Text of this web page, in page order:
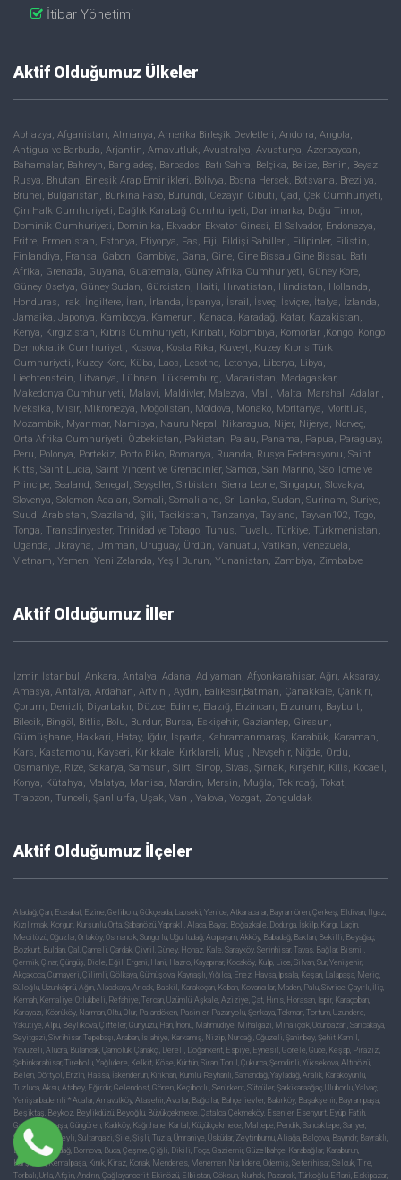
İtibar Yönetimi
Aktif Olduğumuz Ülkeler
Abhazya, Afganistan, Almanya, Amerika Birleşik Devletleri, Andorra, Angola,
Antigua ve Barbuda, Arjantin, Arnavutluk, Avustralya, Avusturya, Azerbaycan,
Bahamalar, Bahreyn, Bangladeş, Barbados, Batı Sahra, Belçika, Belize, Benin, Beyaz
Rusya, Bhutan, Birleşik Arap Emirlikleri, Bolivya, Bosna Hersek, Botsvana, Brezilya,
Brunei, Bulgaristan, Burkina Faso, Burundi, Cezayir, Cibuti, Çad, Çek Cumhuriyeti,
Çin Halk Cumhuriyeti, Dağlık Karabağ Cumhuriyeti, Danimarka, Doğu Timor,
Dominik Cumhuriyeti, Dominika, Ekvador, Ekvator Ginesi, El Salvador, Endonezya,
Eritre, Ermenistan, Estonya, Etiyopya, Fas, Fiji, Fildişi Sahilleri, Filipinler, Filistin,
Finlandiya, Fransa, Gabon, Gambiya, Gana, Gine, Gine Bissau Gine Bissau Batı
Afrika, Grenada, Guyana, Guatemala, Güney Afrika Cumhuriyeti, Güney Kore,
Güney Osetya, Güney Sudan, Gürcistan, Haiti, Hırvatistan, Hindistan, Hollanda,
Honduras, Irak, İngiltere, İran, İrlanda, İspanya, İsrail, İsveç, İsviçre, İtalya, İzlanda,
Jamaika, Japonya, Kamboçya, Kamerun, Kanada, Karadağ, Katar, Kazakistan,
Kenya, Kırgızistan, Kıbrıs Cumhuriyeti, Kiribati, Kolombiya, Komorlar ,Kongo, Kongo
Demokratik Cumhuriyeti, Kosova, Kosta Rika, Kuveyt, Kuzey Kıbrıs Türk
Cumhuriyeti, Kuzey Kore, Küba, Laos, Lesotho, Letonya, Liberya, Libya,
Liechtenstein, Litvanya, Lübnan, Lüksemburg, Macaristan, Madagaskar,
Makedonya Cumhuriyeti, Malavi, Maldivler, Malezya, Mali, Malta, Marshall Adaları,
Meksika, Mısır, Mikronezya, Moğolistan, Moldova, Monako, Moritanya, Moritius,
Mozambik, Myanmar, Namibya, Nauru Nepal, Nikaragua, Nijer, Nijerya, Norveç,
Orta Afrika Cumhuriyeti, Özbekistan, Pakistan, Palau, Panama, Papua, Paraguay,
Peru, Polonya, Portekiz, Porto Riko, Romanya, Ruanda, Rusya Federasyonu, Saint
Kitts, Saint Lucia, Saint Vincent ve Grenadinler, Samoa, San Marino, Sao Tome ve
Principe, Sealand, Senegal, Seyşeller, Sırbistan, Sierra Leone, Singapur, Slovakya,
Slovenya, Solomon Adaları, Somali, Somaliland, Sri Lanka, Sudan, Surinam, Suriye,
Suudi Arabistan, Svaziland, Şili, Tacikistan, Tanzanya, Tayland, Tayvan192, Togo,
Tonga, Transdinyester, Trinidad ve Tobago, Tunus, Tuvalu, Türkiye, Türkmenistan,
Uganda, Ukrayna, Umman, Uruguay, Ürdün, Vanuatu, Vatikan, Venezuela,
Vietnam, Yemen, Yeni Zelanda, Yeşil Burun, Yunanistan, Zambiya, Zimbabve
Aktif Olduğumuz İller
İzmir, İstanbul, Ankara, Antalya, Adana, Adıyaman, Afyonkarahisar, Ağrı, Aksaray,
Amasya, Antalya, Ardahan, Artvin , Aydın, Balıkesir,Batman, Çanakkale, Çankırı,
Çorum, Denizli, Diyarbakır, Düzce, Edirne, Elazığ, Erzincan, Erzurum, Bayburt,
Bilecik, Bingöl, Bitlis, Bolu, Burdur, Bursa, Eskişehir, Gaziantep, Giresun,
Gümüşhane, Hakkari, Hatay, Iğdır, Isparta, Kahramanmaraş, Karabük, Karaman,
Kars, Kastamonu, Kayseri, Kırıkkale, Kırklareli, Muş , Nevşehir, Niğde, Ordu,
Osmaniye, Rize, Sakarya, Samsun, Siirt, Sinop, Sivas, Şırnak, Kırşehir, Kilis, Kocaeli,
Konya, Kütahya, Malatya, Manisa, Mardin, Mersin, Muğla, Tekirdağ, Tokat,
Trabzon, Tunceli, Şanlıurfa, Uşak, Van , Yalova, Yozgat, Zonguldak
Aktif Olduğumuz İlçeler
Aladağ, Çan, Eceabat, Ezine, Gelibolu, Gökçeada, Lapseki, Yenice, Atkaracalar, Bayramören, Çerkeş, Eldivan, Ilgaz,
Kızılırmak, Korgun, Kurşunlu, Orta, Şabanözü, Yapraklı, Alaca, Bayat, Boğazkale, Dodurga, İskilp, Kargı, Laçin,
Mecitözü, Oğuzlar, Ortaköy, Osmancık, Sungurlu, Uğurludağ, Acıpayam, Akköy, Babadağ, Baklan, Bekilli, Beyağaç,
Bozkurt, Buldan, Çal, Çameli, Çardak, Çivril, Güney, Honaz, Kale, Sarayköy, Serinhisar, Tavas, Bağlar, Bismil,
Çermik, Çınar, Çüngüş, Dicle, Eğil, Ergani, Hani, Hazro, Kayapınar, Kocaköy, Kulp, Lice, Silvan, Sur, Yenişehir,
Akçakoca, Cumayeri, Çilimli, Gölkaya, Gümüşova, Kaynaşlı, Yığılca, Enez, Havsa, İpsala, Keşan, Lalapaşa, Meriç,
Süloğlu, Uzunköprü, Ağın, Alacakaya, Arıcak, Baskil, Karakoçan, Keban, Kovancılar, Maden, Palu, Sivrice, Çayırlı, İliç,
Kemah, Kemaliye, Otlukbeli, Refahiye, Tercan, Üzümlü, Aşkale, Aziziye, Çat, Hınıs, Horasan, İspir, Karaçoban,
Karayazı, Köprüköy, Narman, Oltu, Olur, Palandöken, Pasinler, Pazaryolu, Şenkaya, Tekman, Tortum, Uzundere,
Yakutiye, Alpu, Beylikova, Çifteler, Günyüzü, Han, İnönü, Mahmudiye, Mihalgazi, Mihalıççık, Odunpazarı, Sarıcakaya,
Seyitgazi, Sivrihisar, Tepebaşı, Araban, İslahiye, Karkamış, Nizip, Nurdağı, Oğuzeli, Şahinbey, Şehit Kamil,
Yavuzeli, Alucra, Bulancak, Çamoluk, Çanakçı, Dereli, Doğankent, Espiye, Eynesil, Görele, Güce, Keşap, Piraziz,
Şebinkarahisar, Tirebolu, Yağlıdere, Kelkit, Köse, Kürtün, Siran, Torul, Çukurca, Şemdinli, Yüksekova, Altınözü,
Belen, Dörtyol, Erzin, Hassa, İskenderun, Kırıkhan, Kumlu, Reyhanlı, Samandağ, Yayladağ, Aralık, Karakoyunlu,
Tuzluca, Aksu, Atabey, Eğirdir, Gelendost, Gönen, Keçiborlu, Senirkent, Sütçüler, Şarkikaraağaç, Uluborlu, Yalvaç,
Yenişarbademli * Adalar, Arnavutköy, Ataşehir, Avcılar, Bağcılar, Bahçelievler, Bakırköy, Başakşehir, Bayrampaşa,
Beşiktaş, Beykoz, Beylikdüzü, Beyoğlu, Büyükçekmece, Çatalca, Çekmeköy, Esenler, Esenyurt, Eyüp, Fatih,
Gaziosmanpaşa, Güngören, Kadıköy, Kağıthane, Kartal, Küçükçekmece, Maltepe, Pendik, Sancaktepe, Sarıyer,
Silivri, Sultanbeyli, Sultangazi, Şile, Şişli, Tuzla, Ümraniye, Üsküdar, Zeytinburnu, Aliağa, Balçova, Bayındır, Bayraklı,
Bergama, Beydağ, Bornova, Buca, Çeşme, Çiğli, Dikili, Foça, Gaziemir, Güzelbahçe, Karabağlar, Karaburun,
Karşıyaka, Kemalpaşa, Kınık, Kiraz, Konak, Menderes, Menemen, Narlıdere, Ödemiş, Seferihisar, Selçuk, Tire,
Torbalı, Urla, Afşin, Andırın, Çağlayancerit, Ekinözü, Elbistan, Göksun, Nurhak, Pazarcık, Türkoğlu, Eflani, Eskipazar,